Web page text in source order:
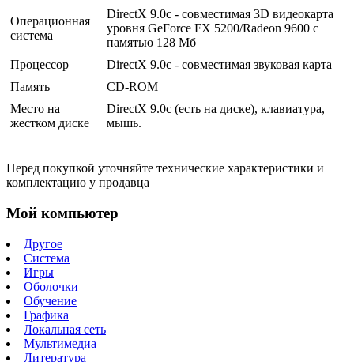
Операционная
система
DirectX 9.0c - совместимая 3D видеокарта
уровня GeForce FX 5200/Radeon 9600 с
памятью 128 Мб
Процессор
DirectX 9.0c - совместимая звуковая карта
Память
CD-ROM
Место на
жестком диске
DirectX 9.0c (есть на диске), клавиатура,
мышь.
Перед покупкой уточняйте технические характеристики и
комплектацию у продавца
Мой компьютер
Другое
Система
Игры
Оболочки
Обучение
Графика
Локальная сеть
Мультимедиа
Литература